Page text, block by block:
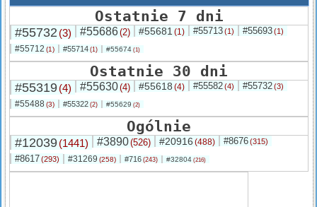
Ostatnie 7 dni
#55732 (3) #55686(2) #55681 (1) #55713(1) #55693(1)
#55712 (1) #55714 (1) #55674 (1)
Ostatnie 30 dni
#55319(4) #55630(4) #55618 (4) #55582(4) #55732(3)
#55488 (3) #55322 (2) #55629 (2)
Ogólnie
#12039(1441) #3890(526) #20916 (488) #8676(315)
#8617(293) #31269 (258) #716 (243) #32804 (216)